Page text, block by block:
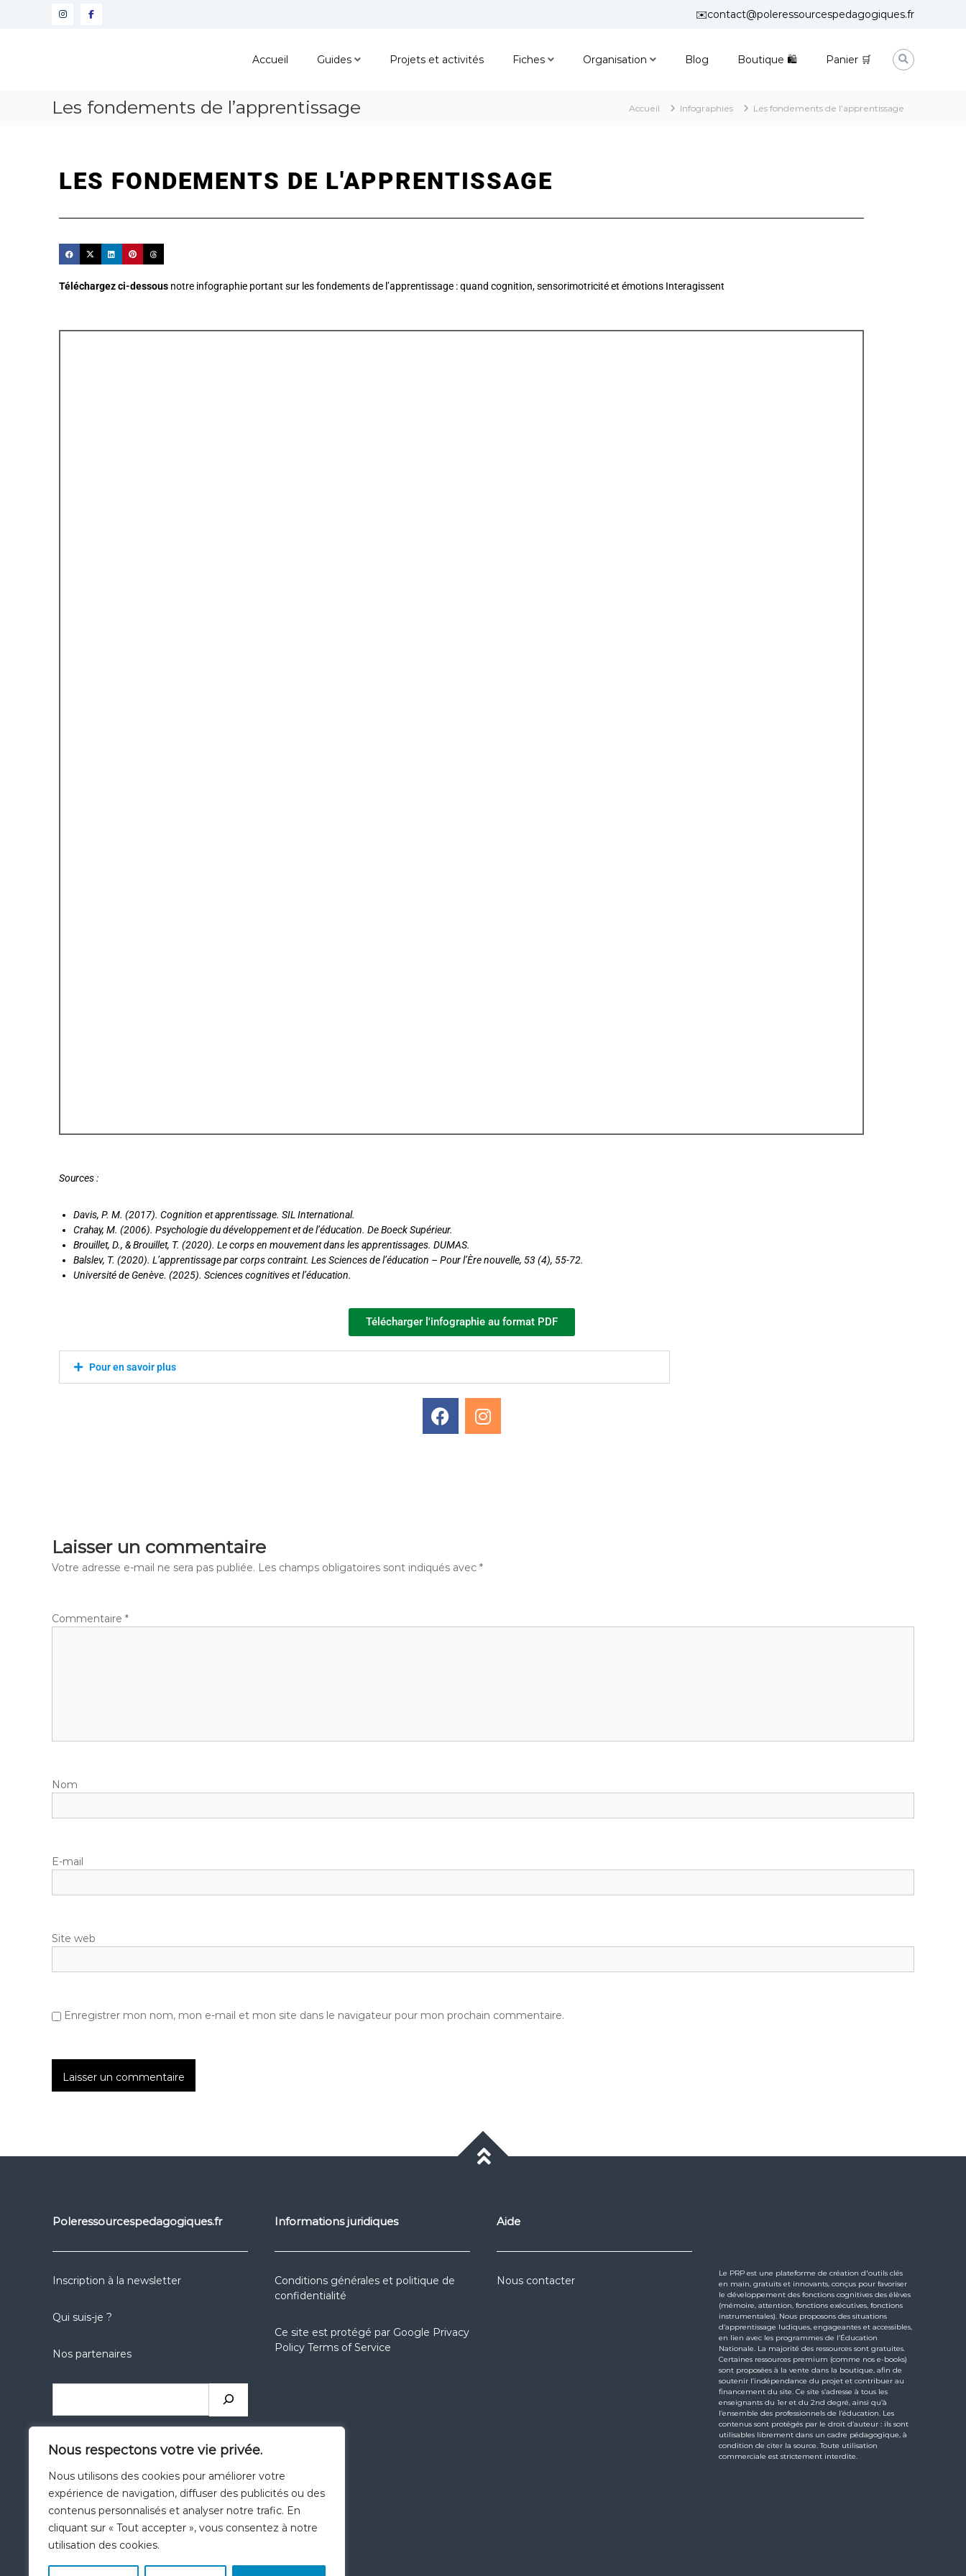
Nous respectons votre vie privée.
Nous utilisons des cookies pour améliorer votre
expérience de navigation, diffuser des publicités ou des
contenus personnalisés et analyser notre trafic. En
cliquant sur « Tout accepter », vous consentez à notre
utilisation des cookies.
✉️contact@poleressourcespedagogiques.fr
les
vos
élèves
Accueil Guides Projets et activités Fiches Organisation Blog Boutique 🛍 Panier 🛒
Les fondements de l’apprentissage Accueil Infographies Les fondements de l’apprentissage
LES FONDEMENTS DE L'APPRENTISSAGE
Téléchargez ci-dessous notre infographie portant sur les fondements de l’apprentissage : quand cognition, sensorimotricité et émotions Interagissent
Sources :
Davis, P. M. (2017). Cognition et apprentissage. SIL International.
Crahay, M. (2006). Psychologie du développement et de l’éducation. De Boeck Supérieur.
Brouillet, D., & Brouillet, T. (2020). Le corps en mouvement dans les apprentissages. DUMAS.
Balslev, T. (2020). L’apprentissage par corps contraint. Les Sciences de l’éducation – Pour l’Ère nouvelle, 53 (4), 55-72.
Université de Genève. (2025). Sciences cognitives et l’éducation.
Télécharger l'infographie au format PDF
Pour en savoir plus
Laisser un commentaire
Votre adresse e-mail ne sera pas publiée. Les champs obligatoires sont indiqués avec *
Commentaire *
Nom
E-mail
Site web
Enregistrer mon nom, mon e-mail et mon site dans le navigateur pour mon prochain commentaire.
Poleressourcespedagogiques.fr
Inscription à la newsletter
Qui suis-je ?
Nos partenaires
Catégories
Informations juridiques
Conditions générales et politique de
confidentialité
Ce site est protégé par Google Privacy
Policy Terms of Service
Aide
Nous contacter
Le PRP est une plateforme de création d'outils clés
en main, gratuits et innovants, conçus pour favoriser
le développement des fonctions cognitives des élèves
(mémoire, attention, fonctions exécutives, fonctions
instrumentales). Nous proposons des situations
d’apprentissage ludiques, engageantes et accessibles,
en lien avec les programmes de l’Éducation
Nationale. La majorité des ressources sont gratuites.
Certaines ressources premium (comme nos e-books)
sont proposées à la vente dans la boutique, afin de
soutenir l’indépendance du projet et contribuer au
financement du site. Ce site s’adresse à tous les
enseignants du 1er et du 2nd degré, ainsi qu’à
l’ensemble des professionnels de l’éducation. Les
contenus sont protégés par le droit d’auteur : ils sont
utilisables librement dans un cadre pédagogique, à
condition de citer la source. Toute utilisation
commerciale est strictement interdite.